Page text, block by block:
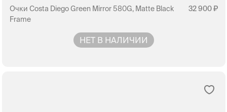
Очки Costa Diego Green Mirror 580G, Matte Black
Frame
32 900
НЕТ В НАЛИЧИИ